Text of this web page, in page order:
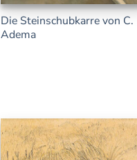
Die Steinschubkarre von C.
Adema